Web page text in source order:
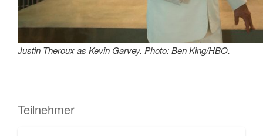
Justin Theroux as Kevin Garvey. Photo: Ben King/HBO.
Teilnehmer